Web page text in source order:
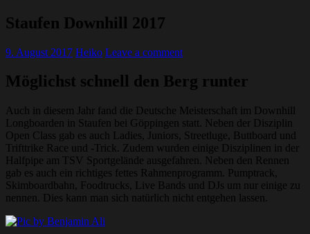
Staufen Downhill 2017
9. August 2017 Heiko Leave a comment
Möglichst schnell den Berg runter
Auch in diesem Jahr fand die Deutsche Meisterschaft im Downhill
Longboarden in Staufen bei Göppingen statt. Neben der Disziplin
Open Class gab es auch Ladies, Juniors, Streetluge, Buttboard und
Trifttrike Race und -Trick. Zudem wurden einige Disziplinen in der
Halfpipe am TSV Sportgelände ausgefahren. Neben den Rennen
gab es auch ein richtiges fettes Rahmenprogramm. Pumptrack,
Skimboardbahn, Foodtrucks, Live Bands und DJs um nur einige zu
nennen. Dies kann man sich natürlich nicht entgehen lassen.